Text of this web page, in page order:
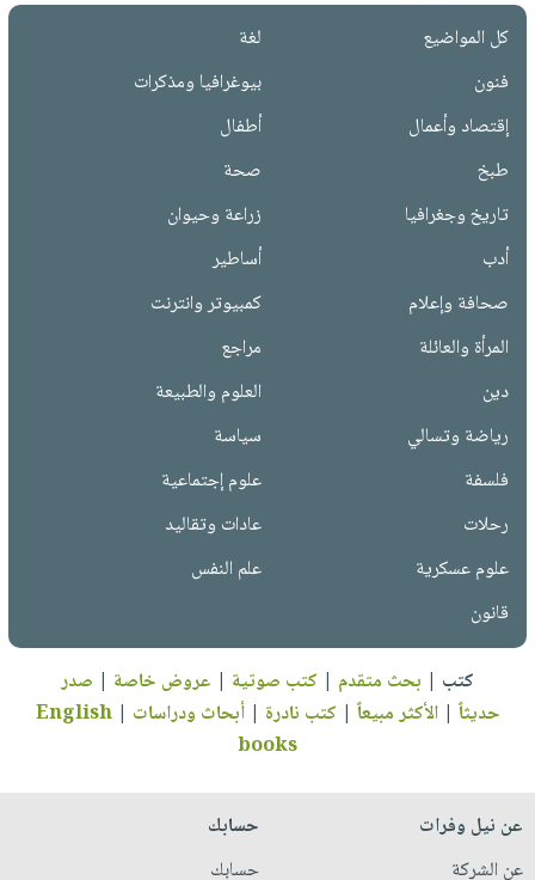
كل المواضيع
لغة
فنون
بيوغرافيا ومذكرات
إقتصاد وأعمال
أطفال
طبخ
صحة
تاريخ وجغرافيا
زراعة وحيوان
أدب
أساطير
صحافة وإعلام
كمبيوتر وانترنت
المرأة والعائلة
مراجع
دين
العلوم والطبيعة
رياضة وتسالي
سياسة
فلسفة
علوم إجتماعية
رحلات
عادات وتقاليد
علوم عسكرية
علم النفس
قانون
كتب | بحث متقدم | كتب صوتية | عروض خاصة | صدر
حديثاً |الأكثر مبيعاً | كتب نادرة |أبحاث ودراسات |
English
books
عن نيل وفرات
عن الشركة
حسابك
حسابك